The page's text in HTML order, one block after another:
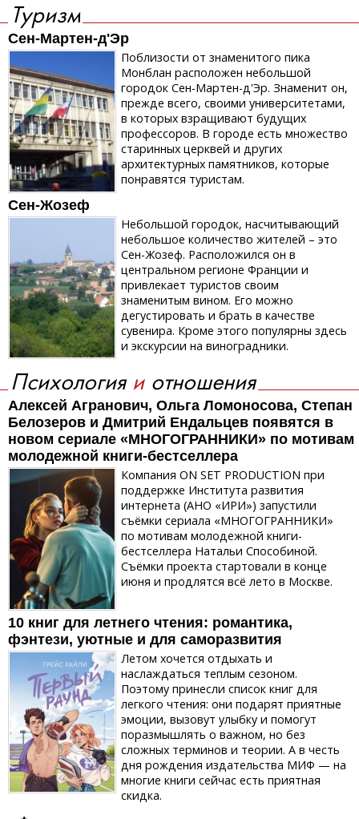
Туризм
Сен-Мартен-д'Эр
Поблизости от знаменитого пика
Монблан расположен небольшой
городок Сен-Мартен-д'Эр. Знаменит он,
прежде всего, своими университетами,
в которых взращивают будущих
профессоров. В городе есть множество
старинных церквей и других
архитектурных памятников, которые
понравятся туристам.
Сен-Жозеф
Небольшой городок, насчитывающий
небольшое количество жителей – это
Сен-Жозеф. Расположился он в
центральном регионе Франции и
привлекает туристов своим
знаменитым вином. Его можно
дегустировать и брать в качестве
сувенира. Кроме этого популярны здесь
и экскурсии на виноградники.
Психология иотношения
Алексей Агранович, Ольга Ломоносова, Степан
Белозеров и Дмитрий Ендальцев появятся в
новом сериале «МНОГОГРАННИКИ» по мотивам
молодежной книги-бестселлера
Компания ON SET PRODUCTION при
поддержке Института развития
интернета (АНО «ИРИ») запустили
съёмки сериала «МНОГОГРАННИКИ»
по мотивам молодежной книги-
бестселлера Натальи Способиной.
Съёмки проекта стартовали в конце
июня и продлятся всё лето в Москве.
10 книг для летнего чтения: романтика,
фэнтези, уютные и для саморазвития
Летом хочется отдыхать и
наслаждаться теплым сезоном.
Поэтому принесли список книг для
легкого чтения: они подарят приятные
эмоции, вызовут улыбку и помогут
поразмышлять о важном, но без
сложных терминов и теории. А в честь
дня рождения издательства МИФ — на
многие книги сейчас есть приятная
скидка.